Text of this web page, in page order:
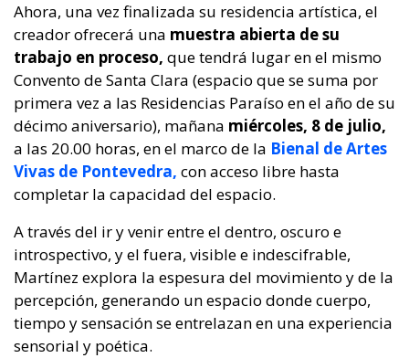
Ahora, una vez finalizada su residencia artística, el
creador ofrecerá una muestra abierta de su
trabajo en proceso, que tendrá lugar en el mismo
Convento de Santa Clara (espacio que se suma por
primera vez a las Residencias Paraíso en el año de su
décimo aniversario), mañana miércoles, 8 de julio,
a las 20.00 horas, en el marco de la Bienal de Artes
Vivas de Pontevedra, con acceso libre hasta
completar la capacidad del espacio.
A través del ir y venir entre el dentro, oscuro e
introspectivo, y el fuera, visible e indescifrable,
Martínez explora la espesura del movimiento y de la
percepción, generando un espacio donde cuerpo,
tiempo y sensación se entrelazan en una experiencia
sensorial y poética.